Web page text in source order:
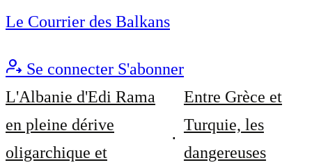
Le Courrier des Balkans
Se connecter S'abonner
L'Albanie d'Edi Rama
en pleine dérive
oligarchique et
Entre Grèce et
Turquie, les
dangereuses